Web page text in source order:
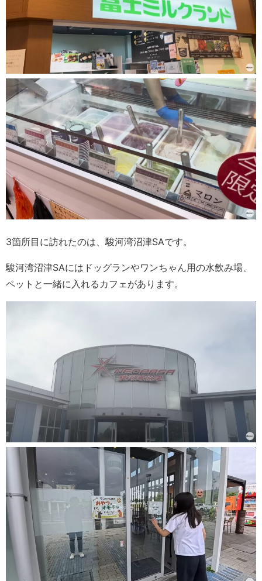
3箇所目に訪れたのは、駿河湾沼津SAです。
駿河湾沼津SAにはドッグランやワンちゃん用の水飲み場、
ペットと一緒に入れるカフェがあります。